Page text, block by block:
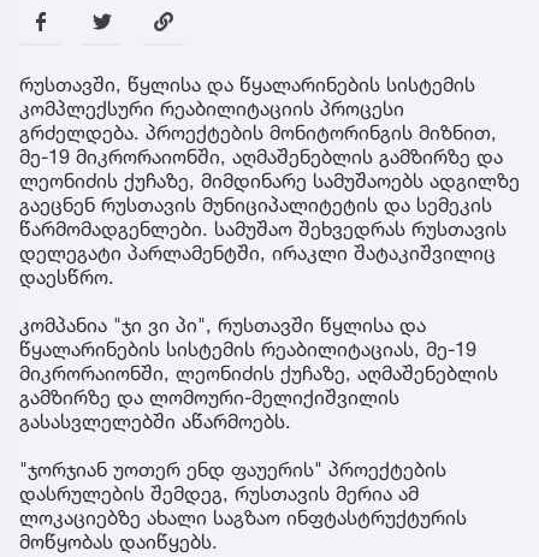
რუსთავში, წყლისა და წყალარინების სისტემის
კომპლექსური რეაბილიტაციის პროცესი
გრძელდება. პროექტების მონიტორინგის მიზნით,
მე-19 მიკრორაიონში, აღმაშენებლის გამზირზე და
ლეონიძის ქუჩაზე, მიმდინარე სამუშაოებს ადგილზე
გაეცნენ რუსთავის მუნიციპალიტეტის და სემეკის
წარმომადგენლები. სამუშაო შეხვედრას რუსთავის
დელეგატი პარლამენტში, ირაკლი შატაკიშვილიც
დაესწრო.
კომპანია "ჯი ვი პი", რუსთავში წყლისა და
წყალარინების სისტემის რეაბილიტაციას, მე-19
მიკრორაიონში, ლეონიძის ქუჩაზე, აღმაშენებლის
გამზირზე და ლომოური-მელიქიშვილის
გასასვლელებში აწარმოებს.
"ჯორჯიან უოთერ ენდ ფაუერის" პროექტების
დასრულების შემდეგ, რუსთავის მერია ამ
ლოკაციებზე ახალი საგზაო ინფტასტრუქტურის
მოწყობას დაიწყებს.